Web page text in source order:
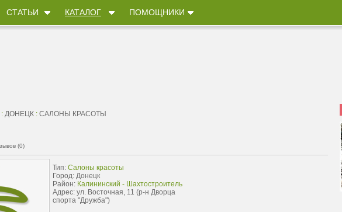
СТАТЬИ КАТАЛОГ ПОМОЩНИКИ
: ДОНЕЦК : САЛОНЫ КРАСОТЫ
(0)
Тип: Салоны красоты
Город: Донецк
Район: Калининский - Шахтостроитель
Адрес: ул. Восточная, 11 (р-н Дворца
спорта "Дружба")